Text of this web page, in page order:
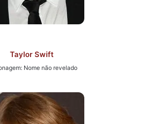
Taylor Swift
Nome não revelado